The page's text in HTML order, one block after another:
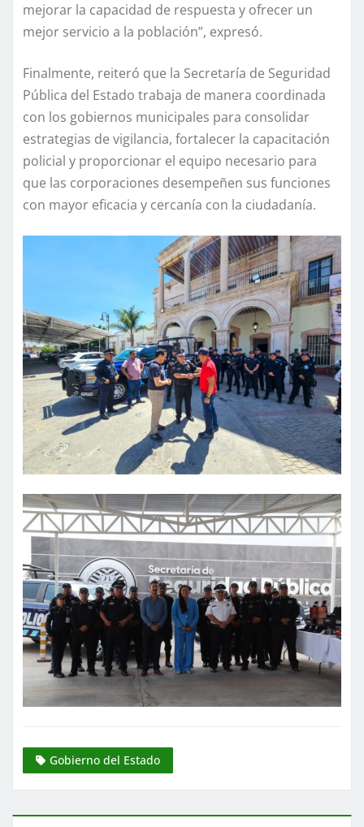
mejorar la capacidad de respuesta y ofrecer un
mejor servicio a la población”, expresó.
Finalmente, reiteró que la Secretaría de Seguridad
Pública del Estado trabaja de manera coordinada
con los gobiernos municipales para consolidar
estrategias de vigilancia, fortalecer la capacitación
policial y proporcionar el equipo necesario para
que las corporaciones desempeñen sus funciones
con mayor eficacia y cercanía con la ciudadanía.
Gobierno del Estado